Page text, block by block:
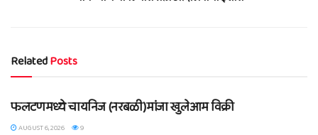
RelatedPosts
BLOG
फलटणमध्ये चायनिज (नरबळी)मांजा खुलेआम विक्री
AUGUST 6, 2026 9